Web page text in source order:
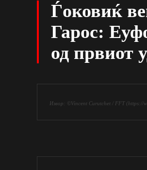
Ѓоковиќ
Гарос:
од првиот
Извор: ©Vincent Curutchet / FFT (https://